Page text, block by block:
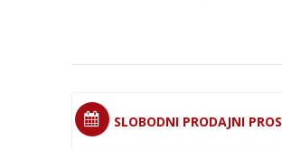
SLOBODNI PRODAJNI